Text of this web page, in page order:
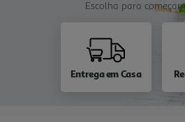
Escolha para começar
Entrega em Casa